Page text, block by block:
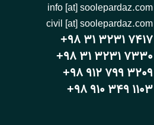
info [at] soolepardaz.com
civil [at] soolepardaz.com
+98 31 3231 7417
+98 31 3231 7330
+98 912 799 3209
+98 910 349 1103